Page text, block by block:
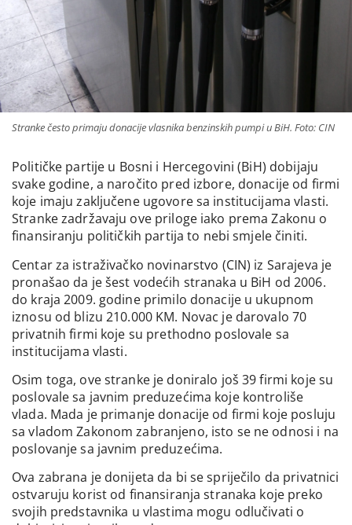
Stranke često primaju donacije vlasnika benzinskih pumpi u BiH. Foto: CIN
Političke partije u Bosni i Hercegovini (BiH) dobijaju
svake godine, a naročito pred izbore, donacije od firmi
koje imaju zaključene ugovore sa institucijama vlasti.
Stranke zadržavaju ove priloge iako prema Zakonu o
finansiranju političkih partija to nebi smjele činiti.
Centar za istraživačko novinarstvo (CIN) iz Sarajeva je
pronašao da je šest vodećih stranaka u BiH od 2006.
do kraja 2009. godine primilo donacije u ukupnom
iznosu od blizu 210.000 KM. Novac je darovalo 70
privatnih firmi koje su prethodno poslovale sa
institucijama vlasti.
Osim toga, ove stranke je doniralo još 39 firmi koje su
poslovale sa javnim preduzećima koje kontroliše
vlada. Mada je primanje donacije od firmi koje posluju
sa vladom Zakonom zabranjeno, isto se ne odnosi i na
poslovanje sa javnim preduzećima.
Ova zabrana je donijeta da bi se spriječilo da privatnici
ostvaruju korist od finansiranja stranaka koje preko
svojih predstavnika u vlastima mogu odlučivati o